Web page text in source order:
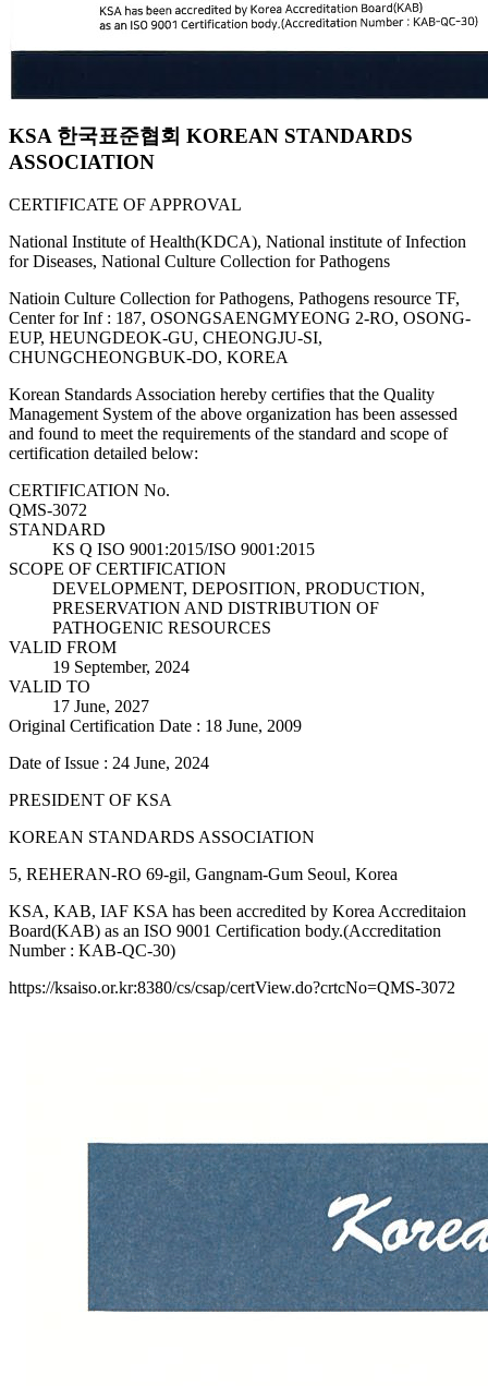
KSA 한국표준협회 KOREAN STANDARDS
ASSOCIATION
CERTIFICATE OF APPROVAL
National Institute of Health(KDCA), National institute of Infection
for Diseases, National Culture Collection for Pathogens
Natioin Culture Collection for Pathogens, Pathogens resource TF,
Center for Inf : 187, OSONGSAENGMYEONG 2-RO, OSONG-
EUP, HEUNGDEOK-GU, CHEONGJU-SI,
CHUNGCHEONGBUK-DO, KOREA
Korean Standards Association hereby certifies that the Quality
Management System of the above organization has been assessed
and found to meet the requirements of the standard and scope of
certification detailed below:
CERTIFICATION No.
QMS-3072
STANDARD
KS Q ISO 9001:2015/ISO 9001:2015
SCOPE OF CERTIFICATION
DEVELOPMENT, DEPOSITION, PRODUCTION,
PRESERVATION AND DISTRIBUTION OF
PATHOGENIC RESOURCES
VALID FROM
19 September, 2024
VALID TO
17 June, 2027
Original Certification Date : 18 June, 2009
Date of Issue : 24 June, 2024
PRESIDENT OF KSA
KOREAN STANDARDS ASSOCIATION
5, REHERAN-RO 69-gil, Gangnam-Gum Seoul, Korea
KSA, KAB, IAF KSA has been accredited by Korea Accreditaion
Board(KAB) as an ISO 9001 Certification body.(Accreditation
Number : KAB-QC-30)
https://ksaiso.or.kr:8380/cs/csap/certView.do?crtcNo=QMS-3072